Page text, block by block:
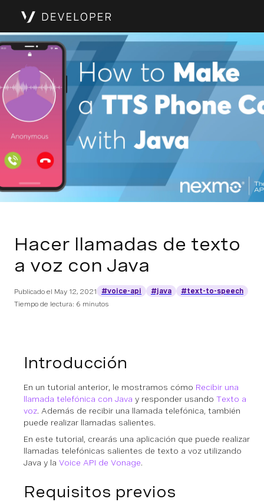
Hacer llamadas de texto
a voz con Java
Publicado el May 12, 2021 #voice-api #java
#text-to-speech
Tiempo de lectura: 6 minutos
Introducción
En un tutorial anterior, le mostramos cómo Recibir una
llamada telefónica con Java y responder usando Texto a
voz. Además de recibir una llamada telefónica, también
puede realizar llamadas salientes.
En este tutorial, crearás una aplicación que puede realizar
llamadas telefónicas salientes de texto a voz utilizando
Java y la Voice API de Vonage.
Requisitos previos